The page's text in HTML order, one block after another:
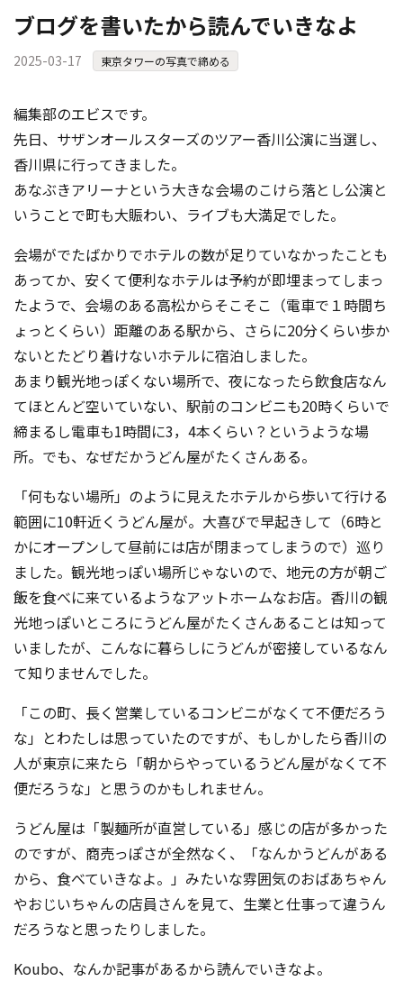
ブログを書いたから読んでいきなよ
2025-03-17 東京タワーの写真で締める
編集部のエビスです。
先日、サザンオールスターズのツアー香川公演に当選し、
香川県に行ってきました。
あなぶきアリーナという大きな会場のこけら落とし公演と
いうことで町も大賑わい、ライブも大満足でした。
会場がでたばかりでホテルの数が足りていなかったことも
あってか、安くて便利なホテルは予約が即埋まってしまっ
たようで、会場のある高松からそこそこ（電車で１時間ち
ょっとくらい）距離のある駅から、さらに20分くらい歩か
ないとたどり着けないホテルに宿泊しました。
あまり観光地っぽくない場所で、夜になったら飲食店なん
てほとんど空いていない、駅前のコンビニも20時くらいで
締まるし電車も1時間に3，4本くらい？というような場
所。でも、なぜだかうどん屋がたくさんある。
「何もない場所」のように見えたホテルから歩いて行ける
範囲に10軒近くうどん屋が。大喜びで早起きして（6時と
かにオープンして昼前には店が閉まってしまうので）巡り
ました。観光地っぽい場所じゃないので、地元の方が朝ご
飯を食べに来ているようなアットホームなお店。香川の観
光地っぽいところにうどん屋がたくさんあることは知って
いましたが、こんなに暮らしにうどんが密接しているなん
て知りませんでした。
「この町、長く営業しているコンビニがなくて不便だろう
な」とわたしは思っていたのですが、もしかしたら香川の
人が東京に来たら「朝からやっているうどん屋がなくて不
便だろうな」と思うのかもしれません。
うどん屋は「製麺所が直営している」感じの店が多かった
のですが、商売っぽさが全然なく、「なんかうどんがある
から、食べていきなよ。」みたいな雰囲気のおばあちゃん
やおじいちゃんの店員さんを見て、生業と仕事って違うん
だろうなと思ったりしました。
Koubo、なんか記事があるから読んでいきなよ。